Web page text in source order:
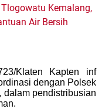
Kemalang,
Air Bersih
Klaten Kapten inf
dengan Polsek
dalam pendistribusian